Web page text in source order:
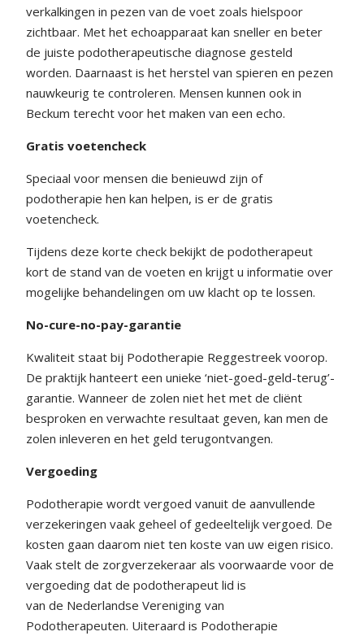
verkalkingen in pezen van de voet zoals hielspoor
zichtbaar. Met het echoapparaat kan sneller en beter
de juiste podotherapeutische diagnose gesteld
worden. Daarnaast is het herstel van spieren en pezen
nauwkeurig te controleren. Mensen kunnen ook in
Beckum terecht voor het maken van een echo.
Gratis voetencheck
Speciaal voor mensen die benieuwd zijn of
podotherapie hen kan helpen, is er de gratis
voetencheck.
Tijdens deze korte check bekijkt de podotherapeut
kort de stand van de voeten en krijgt u informatie over
mogelijke behandelingen om uw klacht op te lossen.
No-cure-no-pay-garantie
Kwaliteit staat bij Podotherapie Reggestreek voorop.
De praktijk hanteert een unieke ‘niet-goed-geld-terug’-
garantie. Wanneer de zolen niet het met de cliënt
besproken en verwachte resultaat geven, kan men de
zolen inleveren en het geld terugontvangen.
Vergoeding
Podotherapie wordt vergoed vanuit de aanvullende
verzekeringen vaak geheel of gedeeltelijk vergoed. De
kosten gaan daarom niet ten koste van uw eigen risico.
Vaak stelt de zorgverzekeraar als voorwaarde voor de
vergoeding dat de podotherapeut lid is
van de Nederlandse Vereniging van
Podotherapeuten. Uiteraard is Podotherapie